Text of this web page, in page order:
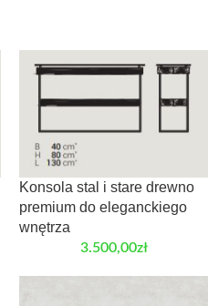
Konsola stal i stare drewno
premium do eleganckiego
wnętrza
3.500,00zł